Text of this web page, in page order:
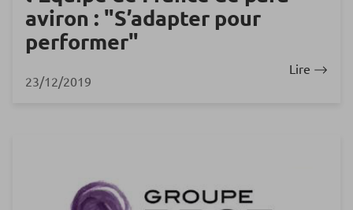
aviron : "S’adapter pour
performer"
23/12/2019
Lire